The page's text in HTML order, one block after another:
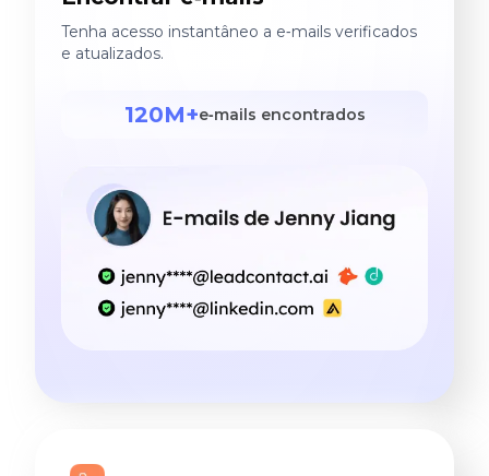
Tenha acesso instantâneo a e‑mails verificados
e atualizados.
120M+e‑mails encontrados